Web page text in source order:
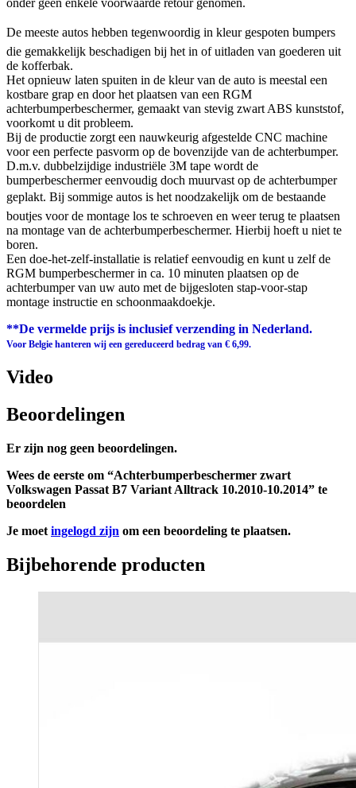
onder geen enkele voorwaarde retour genomen.
De meeste autos hebben tegenwoordig in kleur gespoten bumpers
die gemakkelijk beschadigen bij het in of uitladen van goederen uit
de kofferbak.
Het opnieuw laten spuiten in de kleur van de auto is meestal een
kostbare grap en door het plaatsen van een RGM
achterbumperbeschermer, gemaakt van stevig zwart ABS kunststof,
voorkomt u dit probleem.
Bij de productie zorgt een nauwkeurig afgestelde CNC machine
voor een perfecte pasvorm op de bovenzijde van de achterbumper.
D.m.v. dubbelzijdige industriële 3M tape wordt de
bumperbeschermer eenvoudig doch muurvast op de achterbumper
geplakt. Bij sommige autos is het noodzakelijk om de bestaande
boutjes voor de montage los te schroeven en weer terug te plaatsen
na montage van de achterbumperbeschermer. Hierbij hoeft u niet te
boren.
Een doe-het-zelf-installatie is relatief eenvoudig en kunt u zelf de
RGM bumperbeschermer in ca. 10 minuten plaatsen op de
achterbumper van uw auto met de bijgesloten stap-voor-stap
montage instructie en schoonmaakdoekje.
**De vermelde prijs is inclusief verzending in Nederland.
Voor Belgie hanteren wij een gereduceerd bedrag van € 6,99.
Video
Beoordelingen
Er zijn nog geen beoordelingen.
Wees de eerste om “Achterbumperbeschermer zwart
Volkswagen Passat B7 Variant Alltrack 10.2010-10.2014” te
beoordelen
Je moet ingelogd zijn om een beoordeling te plaatsen.
Bijbehorende producten